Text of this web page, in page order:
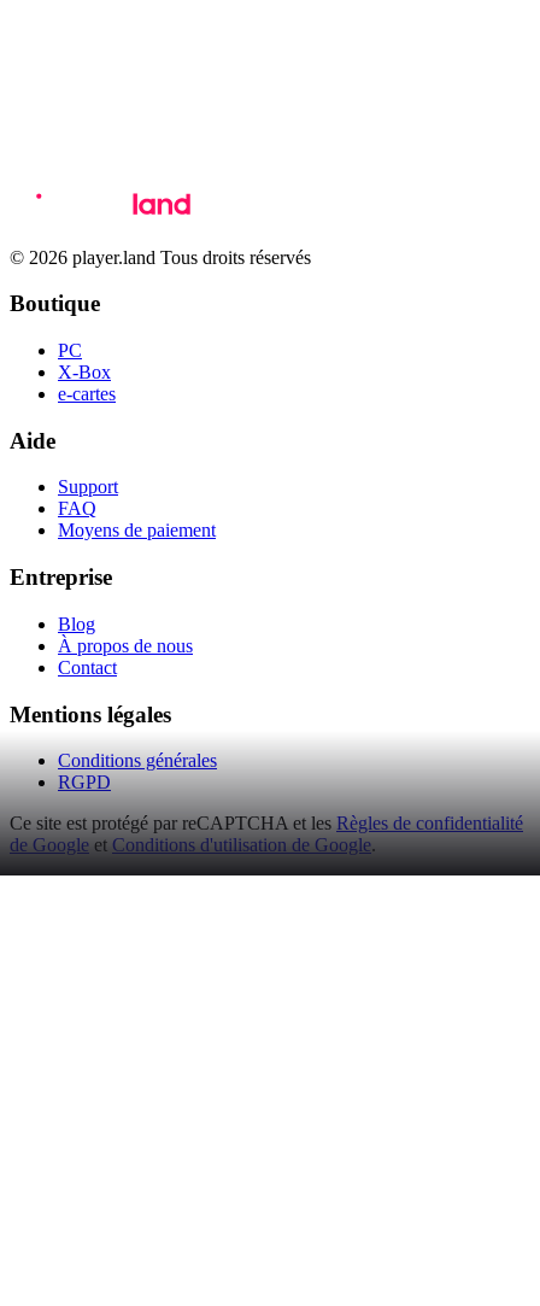
© 2026 player.land Tous droits réservés
Boutique
PC
X-Box
e-cartes
Aide
Support
FAQ
Moyens de paiement
Entreprise
Blog
À propos de nous
Contact
Mentions légales
Conditions générales
RGPD
Ce site est protégé par reCAPTCHA et les Règles de confidentialité
de Google et Conditions d'utilisation de Google.